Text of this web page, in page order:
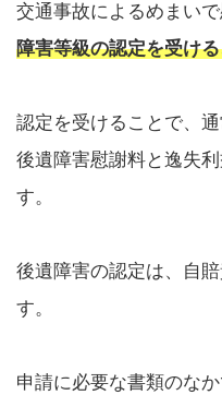
交通事故によるめまい
障害等級の認定を受け
認定を受けることで、
後遺障害慰謝料と逸失
す。
後遺障害の認定は、自
す。
申請に必要な書類のなか